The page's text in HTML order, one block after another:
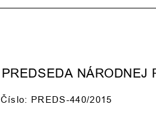
PREDSEDA NÁRODNEJ
Číslo: PREDS-440/2015